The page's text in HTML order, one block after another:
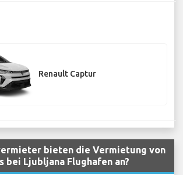
Renault Captur
bieten die Vermietung von
bei Ljubljana Flughafen an?